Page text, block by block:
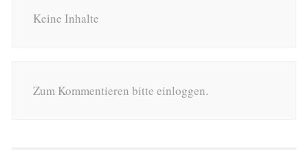
Keine Inhalte
Zum Kommentieren bitte einloggen.